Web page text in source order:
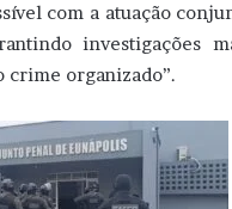
com a atuação
investigações
organizado”.